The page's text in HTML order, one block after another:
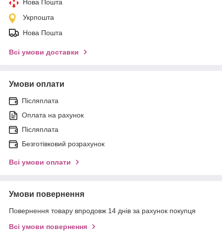
Нова Пошта
Укрпошта
Нова Пошта
Всі умови доставки
Умови оплати
Післяплата
Оплата на рахунок
Післяплата
Безготівковий розрахунок
Всі умови оплати
Умови повернення
Повернення товару впродовж 14 днів за рахунок покупця
Всі умови повернення